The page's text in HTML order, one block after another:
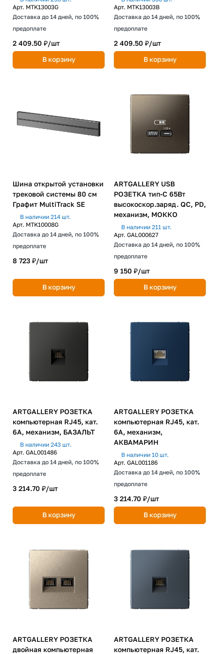
Арт. MTK13003G
Доставка до 14 дней, по 100%
предоплате
2 409.50 ₽/шт
В корзину
Арт. MTK13003B
Доставка до 14 дней, по 100%
предоплате
2 409.50 ₽/шт
В корзину
Шина открытой установки
трековой системы 80 см
Графит MultiTrack SE
В наличии 214 шт.
Арт. MTK10008G
Доставка до 14 дней, по 100%
предоплате
8 723 ₽/шт
В корзину
ARTGALLERY USB
РОЗЕТКА тип-С 65Вт
высокоскор.заряд. QC, PD,
механизм, МОККО
В наличии 211 шт.
Арт. GAL000627
Доставка до 14 дней, по 100%
предоплате
9 150 ₽/шт
В корзину
ARTGALLERY РОЗЕТКА
компьютерная RJ45, кат.
6A, механизм, БАЗАЛЬТ
В наличии 243 шт.
Арт. GAL001486
Доставка до 14 дней, по 100%
предоплате
3 214.70 ₽/шт
В корзину
ARTGALLERY РОЗЕТКА
компьютерная RJ45, кат.
6A, механизм,
АКВАМАРИН
В наличии 10 шт.
Арт. GAL001186
Доставка до 14 дней, по 100%
предоплате
3 214.70 ₽/шт
В корзину
ARTGALLERY РОЗЕТКА
двойная компьютерная
ARTGALLERY РОЗЕТКА
компьютерная RJ45, кат.